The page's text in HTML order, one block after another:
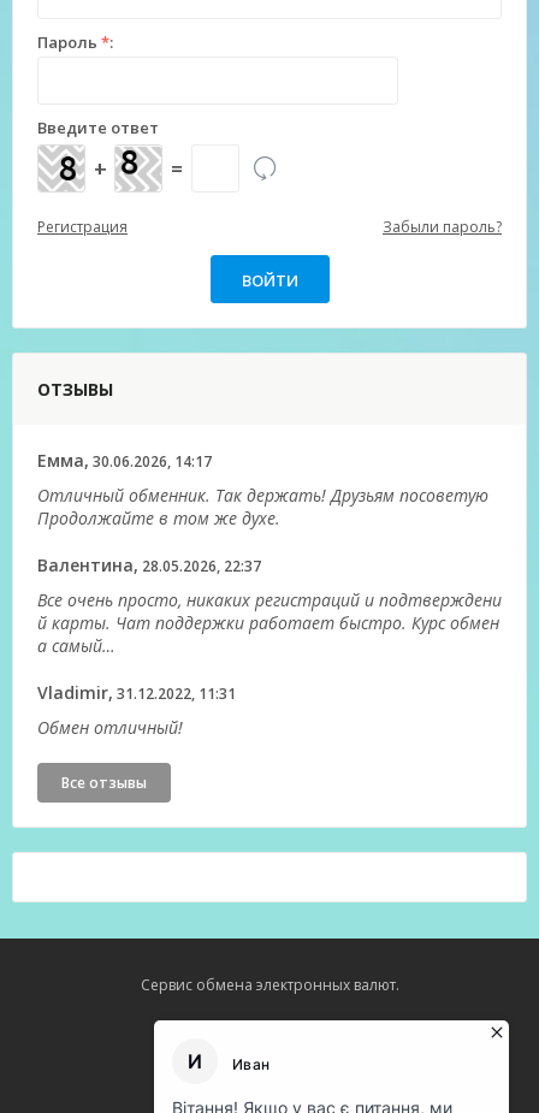
Пароль *:
Введите ответ
+ =
Регистрация Забыли пароль?
ОТЗЫВЫ
Емма, 30.06.2026, 14:17
Отличный обменник. Так держать! Друзьям посоветую
Продолжайте в том же духе.
Валентина, 28.05.2026, 22:37
Все очень просто, никаких регистраций и подтверждени
й карты. Чат поддержки работает быстро. Курс обмен
а самый…
Vladimir, 31.12.2022, 11:31
Обмен отличный!
Все отзывы
Сервис обмена электронных валют.